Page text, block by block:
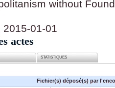
without
2015-01-01
actes
STATISTIQUES
Fichier(s) déposé(s) par